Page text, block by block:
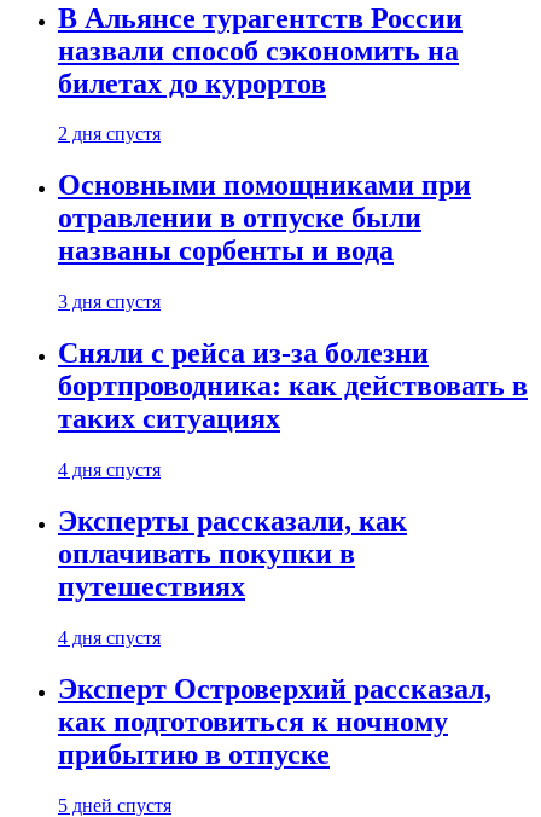
В Альянсе турагентств России
назвали способ сэкономить на
билетах до курортов
2 дня спустя
Основными помощниками при
отравлении в отпуске были
названы сорбенты и вода
3 дня спустя
Сняли с рейса из-за болезни
бортпроводника: как действовать в
таких ситуациях
4 дня спустя
Эксперты рассказали, как
оплачивать покупки в
путешествиях
4 дня спустя
Эксперт Островерхий рассказал,
как подготовиться к ночному
прибытию в отпуске
5 дней спустя